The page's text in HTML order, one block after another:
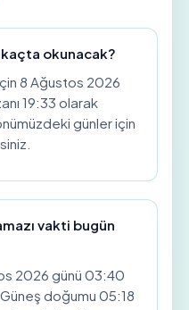
kaçta okunacak?
8 Ağustos 2026
19:33 olarak
günler için
vakti bugün
2026 günü 03:40
doğumu 05:18